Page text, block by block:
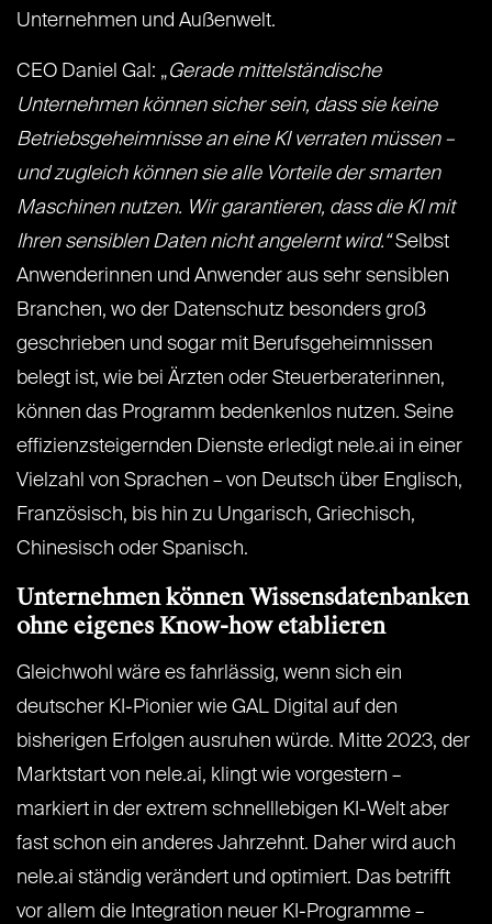
Unternehmen und Außenwelt.
CEO Daniel Gal: „Gerade mittelständische
Unternehmen können sicher sein, dass sie keine
Betriebsgeheimnisse an eine KI verraten müssen –
und zugleich können sie alle Vorteile der smarten
Maschinen nutzen. Wir garantieren, dass die KI mit
Ihren sensiblen Daten nicht angelernt wird.“Selbst
Anwenderinnen und Anwender aus sehr sensiblen
Branchen, wo der Datenschutz besonders groß
geschrieben und sogar mit Berufsgeheimnissen
belegt ist, wie bei Ärzten oder Steuerberaterinnen,
können das Programm bedenkenlos nutzen. Seine
effizienzsteigernden Dienste erledigt nele.ai in einer
Vielzahl von Sprachen – von Deutsch über Englisch,
Französisch, bis hin zu Ungarisch, Griechisch,
Chinesisch oder Spanisch.
Unternehmen können Wissensdatenbanken
ohne eigenes Know-how etablieren
Gleichwohl wäre es fahrlässig, wenn sich ein
deutscher KI-Pionier wie GAL Digital auf den
bisherigen Erfolgen ausruhen würde. Mitte 2023, der
Marktstart von nele.ai, klingt wie vorgestern –
markiert in der extrem schnelllebigen KI-Welt aber
fast schon ein anderes Jahrzehnt. Daher wird auch
nele.ai ständig verändert und optimiert. Das betrifft
vor allem die Integration neuer KI-Programme –